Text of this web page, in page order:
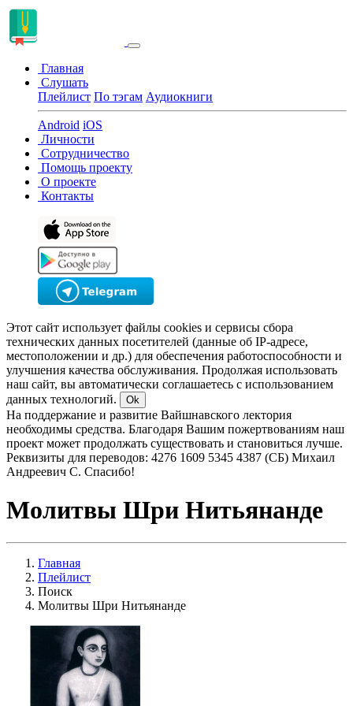
Главная
Слушать
Плейлист По тэгам Аудиокниги
Android iOS
Личности
Сотрудничество
Помощь проекту
О проекте
Контакты
Этот сайт использует файлы cookies и сервисы сбора
технических данных посетителей (данные об IP-адресе,
местоположении и др.) для обеспечения работоспособности и
улучшения качества обслуживания. Продолжая использовать
наш сайт, вы автоматически соглашаетесь с использованием
данных технологий.
Ok
На поддержание и развитие Вайшнавского лектория
необходимы средства. Благодаря Вашим пожертвованиям наш
проект может продолжать существовать и становиться лучше.
Реквизиты для переводов: 4276 1609 5345 4387 (СБ) Михаил
Андреевич С. Спасибо!
Молитвы Шри Нитьянанде
Главная
Плейлист
Поиск
Молитвы Шри Нитьянанде